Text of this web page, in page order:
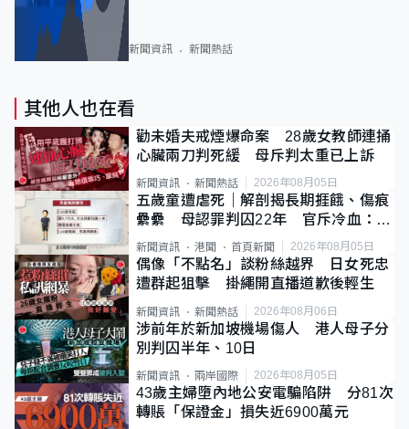
新聞資訊 新聞熱話
其他人也在看
勸未婚夫戒煙爆命案 28歲女教師連捅
心臟兩刀判死緩 母斥判太重已上訴
新聞資訊 新聞熱話 2026年08月05日
五歲童遭虐死｜解剖揭長期捱餓、傷痕
纍纍 母認罪判囚22年 官斥冷血：同
類案最惡劣
新聞資訊 港聞 首頁新聞 2026年08月05日
偶像「不點名」談粉絲越界 日女死忠
遭群起狙擊 掛繩開直播道歉後輕生
新聞資訊 新聞熱話 2026年08月06日
涉前年於新加坡機場傷人 港人母子分
別判囚半年、10日
新聞資訊 兩岸國際 2026年08月05日
43歲主婦墮內地公安電騙陷阱 分81次
轉賬「保證金」損失近6900萬元